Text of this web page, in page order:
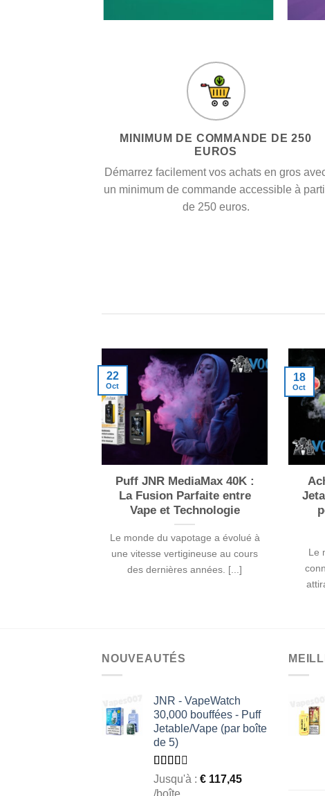
MINIMUM DE COMMANDE DE 250
EUROS
Démarrez facilement vos achats en gros
un minimum de commande accessible à
de 250 euros.
Puff JNR MediaMax 40K :
La Fusion Parfaite entre
Vape et Technologie
Le monde du vapotage a évolué à
une vitesse vertigineuse au cours
des dernières années. [...]
22
Oct
Le
18
Oct
NOUVEAUTÉS
JNR - VapeWatch
30,000 bouffées - Puff
Jetable/Vape (par boîte
de 5)
Rated
2.49
Jusqu'à : € 117,45